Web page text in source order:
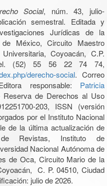
Social, núm. 43, julio-
semestral. Editada y
Jurídicas de la
México, Circuito Maestro
Coyoacán, C.P.
(52) 55 56 22 74 74,
derecho-social. Correo
responsable: Patricia
Reserva de Derechos al Uso
203, ISSN (versión
por el Instituto Nacional
de la última actualización de
Revistas, Instituto de
Nacional Autónoma de
de Oca, Circuito Mario de la
C. P. 04510, Ciudad
julio de 2026.